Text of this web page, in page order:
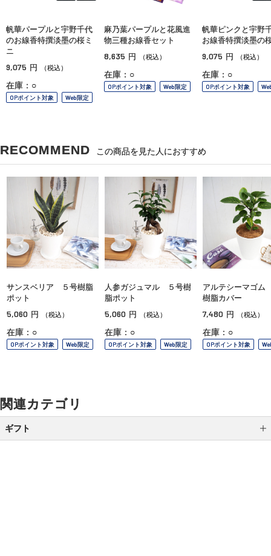
帆華パープルと宇野千代
のお線香特撰淡墨の桜ミ
ニ
9,075 円 （税込）
在庫：○
OPポイント対象 Web限定
麻乃葉パープルと花風進
物三種お線香セット
8,635 円 （税込）
在庫：○
OPポイント対象 Web限定
帆華ピンクと宇野
お線香特撰淡墨の
9,075 円 （税込）
在庫：○
OPポイント対象
RECOMMEND この商品を見た人におすすめ
サンスベリア ５号樹脂
ポット
5,060 円 （税込）
在庫：○
OPポイント対象 Web限定
人参ガジュマル ５号樹
脂ポット
5,060 円 （税込）
在庫：○
OPポイント対象 Web限定
アルテシーマゴ
樹脂カバー
7,480 円 （税込）
在庫：○
OPポイント対象
関連カテゴリ
ギフト